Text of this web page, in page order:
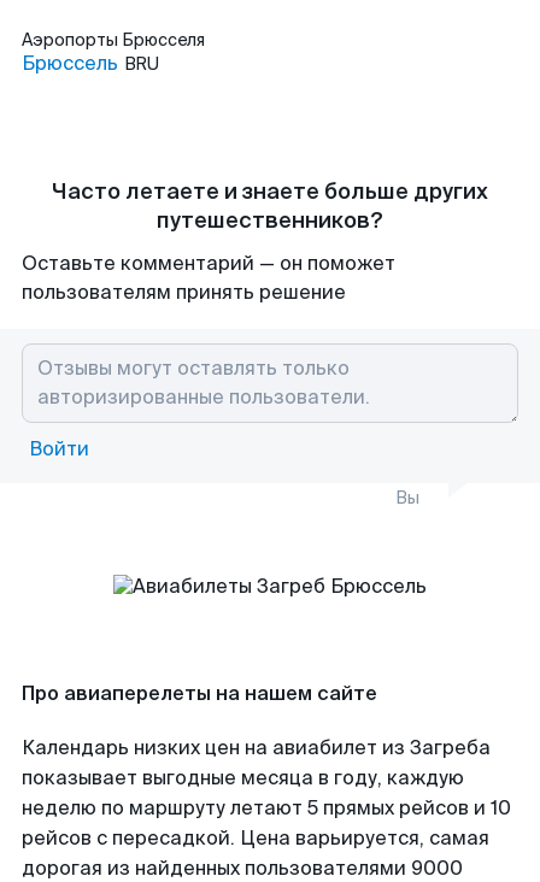
Аэропорты Брюсселя
Брюссель BRU
Часто летаете и знаете больше других
путешественников?
Оставьте комментарий — он поможет
пользователям принять решение
Войти
Вы
Про авиаперелеты на нашем сайте
Календарь низких цен на авиабилет из Загреба
показывает выгодные месяца в году, каждую
неделю по маршруту летают 5 прямых рейсов и 10
рейсов с пересадкой. Цена варьируется, самая
дорогая из найденных пользователями 9000